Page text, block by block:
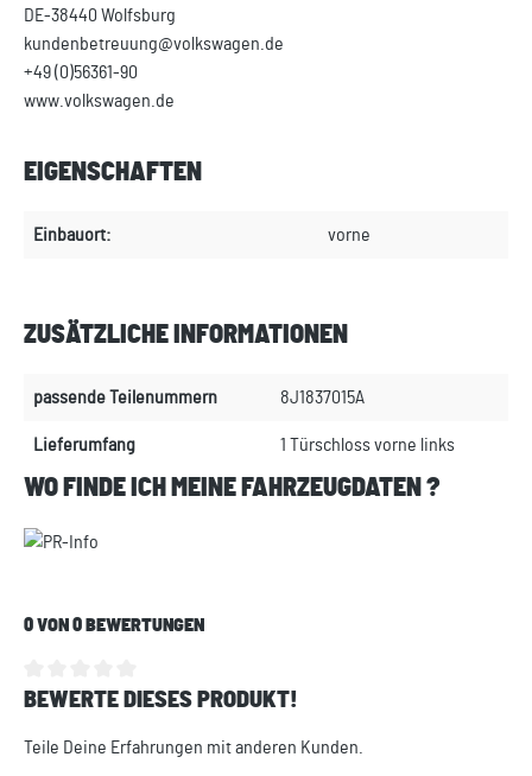
DE-38440 Wolfsburg
kundenbetreuung@volkswagen.de
+49 (0)56361-90
www.volkswagen.de
EIGENSCHAFTEN
Einbauort: vorne
ZUSÄTZLICHE INFORMATIONEN
passende Teilenummern 8J1837015A
Lieferumfang 1 Türschloss vorne links
WO FINDE ICH MEINE FAHRZEUGDATEN ?
0 VON 0 BEWERTUNGEN
Durchschnittliche Bewertung von 0 von 5 Sternen
BEWERTE DIESES PRODUKT!
Teile Deine Erfahrungen mit anderen Kunden.